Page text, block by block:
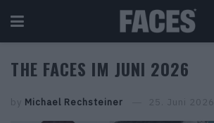
THE FACES IM JUNI 2026
by Michael Rechsteiner 25. Juni 2026